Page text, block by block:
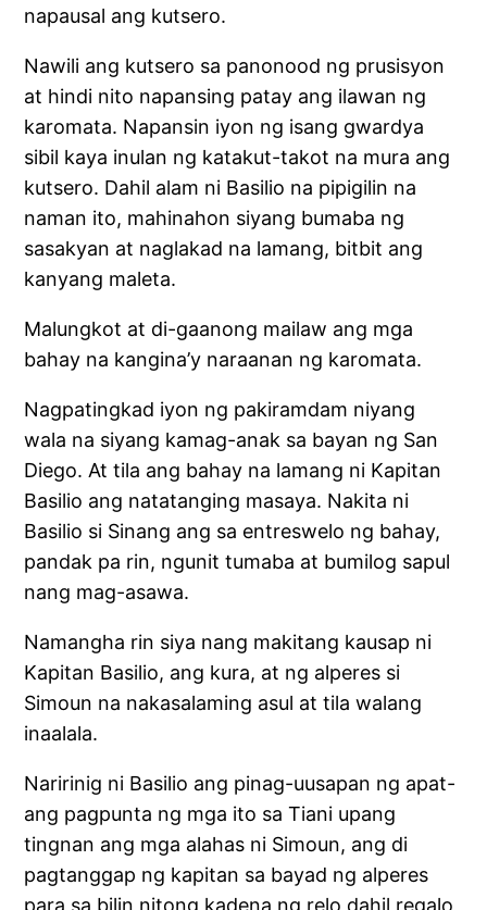
napausal ang kutsero.
Nawili ang kutsero sa panonood ng prusisyon
at hindi nito napansing patay ang ilawan ng
karomata. Napansin iyon ng isang gwardya
sibil kaya inulan ng katakut-takot na mura ang
kutsero. Dahil alam ni Basilio na pipigilin na
naman ito, mahinahon siyang bumaba ng
sasakyan at naglakad na lamang, bitbit ang
kanyang maleta.
Malungkot at di-gaanong mailaw ang mga
bahay na kangina’y naraanan ng karomata.
Nagpatingkad iyon ng pakiramdam niyang
wala na siyang kamag-anak sa bayan ng San
Diego. At tila ang bahay na lamang ni Kapitan
Basilio ang natatanging masaya. Nakita ni
Basilio si Sinang ang sa entreswelo ng bahay,
pandak pa rin, ngunit tumaba at bumilog sapul
nang mag-asawa.
Namangha rin siya nang makitang kausap ni
Kapitan Basilio, ang kura, at ng alperes si
Simoun na nakasalaming asul at tila walang
inaalala.
Naririnig ni Basilio ang pinag-uusapan ng apat-
ang pagpunta ng mga ito sa Tiani upang
tingnan ang mga alahas ni Simoun, ang di
pagtanggap ng kapitan sa bayad ng alperes
para sa bilin nitong kadena ng relo dahil regalo